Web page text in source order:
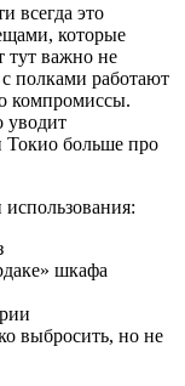
всегда это
которые
тут важно не
полками работают
компромиссы.
уводит
Токио больше про
использования:
шкафа
выбросить, но не